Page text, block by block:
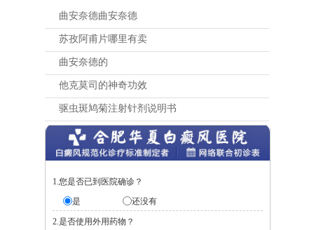
曲安奈德曲安奈德
苏孜阿甫片哪里有卖
曲安奈德的
他克莫司的神奇功效
驱虫斑鸠菊注射针剂说明书
1.您是否已到医院确诊？
是
还没有
2.是否使用外用药物？